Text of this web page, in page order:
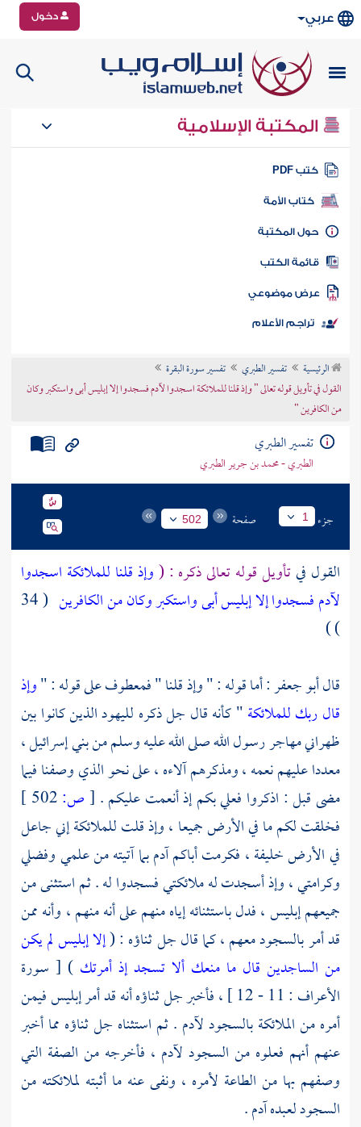
عربي دخول
المكتبة الإسلامية
كتب PDF
كتاب الأمة
المكتبة
الكتب
موضوعي
تراجم الأعلام
الرئيسية تفسير الطبري
تفسير سورة البقرة
القول في تأويل قوله تعالى " وإذ قلنا للملائكة اسجدوا لآدم فسجدوا إلا إبليس أبى واستكبر وكان
من الكافرين "
تفسير الطبري
الطبري - محمد بن جرير الطبري
جزء 1 صفحة 502
القول فيتأويل قوله تعالى ذكره : (وإذ قلنا للملائكة اسجدوا
لآدم فسجدوا إلا إبليس أبى واستكبر وكان من الكافرين
( 34
) )
قالأبو جعفر :أما قوله : " وإذ قلنا " فمعطوف على قوله : "وإذ
قال ربك للملائكة" كأنه قال جل ذكره لليهود الذين كانوا بين
ظهراني مهاجر رسول الله صلى الله عليه وسلم من بني إسرائيل ،
معددا عليهم نعمه ، ومذكرهم آلاءه ، على نحو الذي وصفنا فيما
مضى قبل : اذكروا فعلي بكم إذ أنعمت عليكم . [ص:
فخلقت لكم ما في الأرض جميعا ، وإذ قلت للملائكة إني جاعل
في الأرض خليفة ، فكرمت أباكمآدمبما آتيته من علمي وفضلي
وكرامتي ، وإذ أسجدت له ملائكتي فسجدوا له . ثم استثنى من
جميعهم إبليس ، فدل باستثنائه إياه منهم على أنه منهم ، وأنه ممن
قد أمر بالسجود معهم ، كما قال جل ثناؤه : (إلا إبليس لم يكن
من الساجدين قال ما منعك ألا تسجد إذ أمرتك ) [ سورة
الأعراف : 11 - 12 ] ، فأخبر جل ثناؤه أنه قد أمر إبليس فيمن
أمره من الملائكة بالسجود لآدم . ثم استثناه جل ثناؤه مما أخبر
عنهم أنهم فعلوه من السجود لآدم ، فأخرجه من الصفة التي
وصفهم بها من الطاعة لأمره ، ونفى عنه ما أثبته لملائكته من
السجود لعبدهآدم.